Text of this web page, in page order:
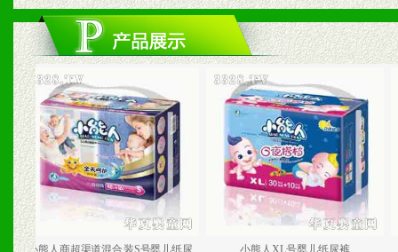
人商超渠道混合装S号婴儿纸尿 小熊人XL号婴儿纸尿裤